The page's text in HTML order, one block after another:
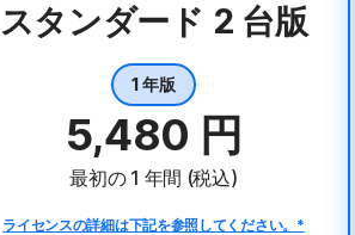
スタンダード 2 台版
1 年版
5,480 円
最初の 1 年間 (税込)
ライセンスの詳細は下記を参照してください。*